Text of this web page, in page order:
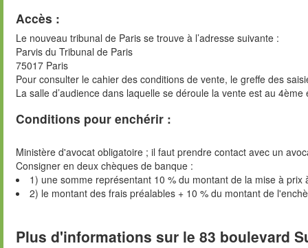
Accès :
Le nouveau tribunal de Paris se trouve à l’adresse suivante :
Parvis du Tribunal de Paris
75017 Paris
Pour consulter le cahier des conditions de vente, le greffe des
La salle d’audience dans laquelle se déroule la vente est au 4ème
Conditions pour enchérir :
Ministère d'avocat obligatoire ; il faut prendre contact avec un
Consigner en deux chèques de banque :
1) une somme représentant 10 % du montant de la mise à
2) le montant des frais préalables + 10 % du montant de
Plus d'informations sur le 83 boulevard